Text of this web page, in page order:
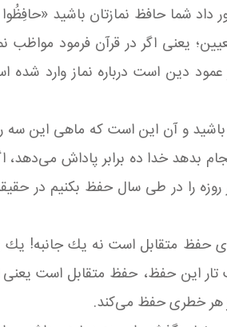
شما حافظ نمازتان باشید «حافِظُوا
یعنی اگر در قرآن فرمود مواظب
دین است درباره نماز وارد شده
و آن این است كه ماهی این سه روز
بدهد خدا ده برابر پاداش می‌دهد،
روزه را در طی سال حفظ بكنیم در
حفظ متقابل است نه یك جانبه!
این حفظ، حفظ متقابل است یعنی
هر خطری حفظ می‌كند.